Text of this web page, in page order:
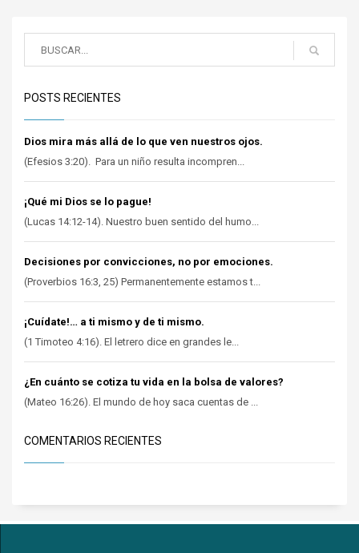
POSTS RECIENTES
Dios mira más allá de lo que ven nuestros ojos.
(Efesios 3:20). Para un niño resulta incompren...
¡Qué mi Dios se lo pague!
(Lucas 14:12-14). Nuestro buen sentido del humo...
Decisiones por convicciones, no por emociones.
(Proverbios 16:3, 25) Permanentemente estamos t...
¡Cuídate!… a ti mismo y de ti mismo.
(1 Timoteo 4:16). El letrero dice en grandes le...
¿En cuánto se cotiza tu vida en la bolsa de valores?
(Mateo 16:26). El mundo de hoy saca cuentas de ...
COMENTARIOS RECIENTES